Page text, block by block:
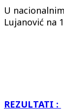
U
Lujanović na
REZULTATI :